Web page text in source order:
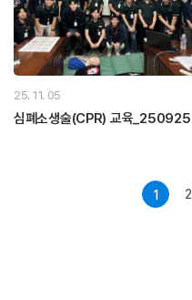
25. 11. 05
심폐소생술(CPR) 교육_250925
1 2